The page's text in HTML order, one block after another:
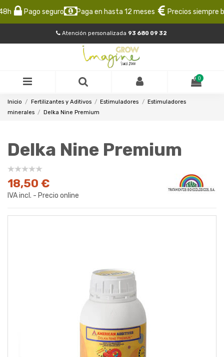
Pago seguro Paga en hasta 12 meses Precios siempre
Atención personalizada 93 680 09 32
0
Inicio Fertilizantes y Aditivos Estimuladores
Estimuladores
minerales
Delka Nine Premium
Delka Nine Premium
18,50 €
IVA incl. - Precio online